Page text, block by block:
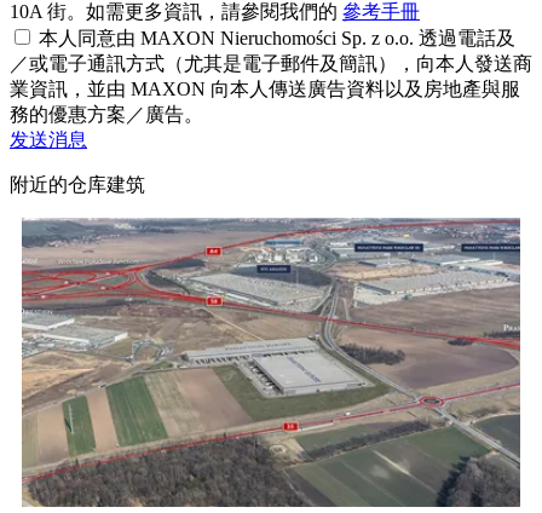
10A 街。如需更多資訊，請參閱我們的 參考手冊
本人同意由 MAXON Nieruchomości Sp. z o.o. 透過電話及
／或電子通訊方式（尤其是電子郵件及簡訊），向本人發送商
業資訊，並由 MAXON 向本人傳送廣告資料以及房地產與服
務的優惠方案／廣告。
发送消息
附近的仓库建筑